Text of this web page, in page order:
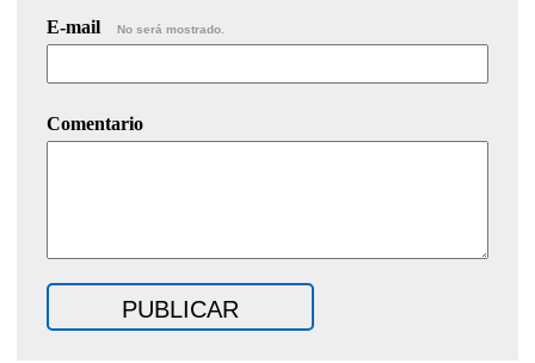
E-mail No será mostrado.
Comentario